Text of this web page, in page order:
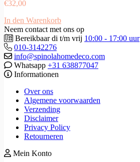
€32,00
In den Warenkorb
Neem contact met ons op
Bereikbaar di t/m vrij 10:00 - 17:00 uur
010-3142276
info@spinolahomedeco.com
Whatsapp +31 638877047
Informationen
Over ons
Algemene voorwaarden
Verzending
Disclaimer
Privacy Policy
Retourneren
Mein Konto